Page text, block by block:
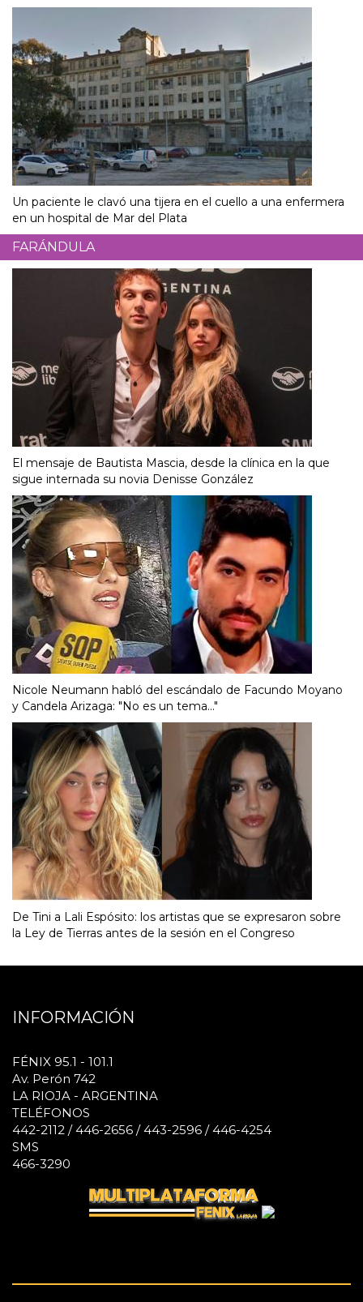
Un paciente le clavó una tijera en el cuello a una enfermera
en un hospital de Mar del Plata
FARÁNDULA
El mensaje de Bautista Mascia, desde la clínica en la que
sigue internada su novia Denisse González
Nicole Neumann habló del escándalo de Facundo Moyano
y Candela Arizaga: "No es un tema..."
De Tini a Lali Espósito: los artistas que se expresaron sobre
la Ley de Tierras antes de la sesión en el Congreso
INFORMACIÓN
FÉNIX 95.1 - 101.1
Av. Perón 742
LA RIOJA - ARGENTINA
TELÉFONOS
442-2112 / 446-2656 / 443-2596 / 446-4254
SMS
466-3290